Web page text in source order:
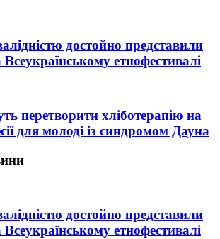
достойно представили
етнофестивалі
перетворити хліботерапію на
для молоді із синдромом Дауна
достойно представили
етнофестивалі